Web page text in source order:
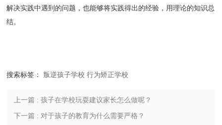
解决实践中遇到的问题，也能够将实践得出的经验，用理论的知识总
结。
搜索标签：叛逆孩子学校 行为矫正学校
上一篇 : 孩子在学校玩耍建议家长怎么做呢？
下一篇 : 对于孩子的教育为什么需要严格？